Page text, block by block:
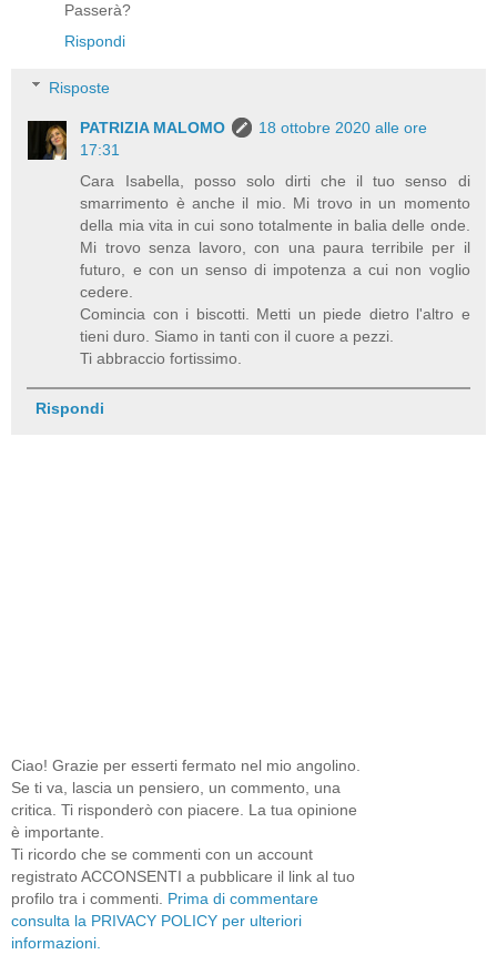
Passerà?
Rispondi
Risposte
PATRIZIA MALOMO
18 ottobre 2020 alle ore
17:31
Cara Isabella, posso solo dirti che il tuo senso di
smarrimento è anche il mio. Mi trovo in un momento
della mia vita in cui sono totalmente in balia delle onde.
Mi trovo senza lavoro, con una paura terribile per il
futuro, e con un senso di impotenza a cui non voglio
cedere.
Comincia con i biscotti. Metti un piede dietro l'altro e
tieni duro. Siamo in tanti con il cuore a pezzi.
Ti abbraccio fortissimo.
Rispondi
Ciao! Grazie per esserti fermato nel mio angolino.
Se ti va, lascia un pensiero, un commento, una
critica. Ti risponderò con piacere. La tua opinione
è importante.
Ti ricordo che se commenti con un account
registrato ACCONSENTI a pubblicare il link al tuo
profilo tra i commenti. Prima di commentare
consulta la PRIVACY POLICY per ulteriori
informazioni.